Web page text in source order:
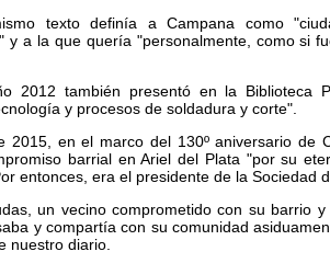
texto definía a Campana como
y a la que quería "personalmente, como si
2012 también presentó en la Biblioteca
y procesos de soldadura y corte".
2015, en el marco del 130º aniversario de
barrial en Ariel del Plata "por su
entonces, era el presidente de la Sociedad
un vecino comprometido con su barrio
y compartía con su comunidad
nuestro diario.